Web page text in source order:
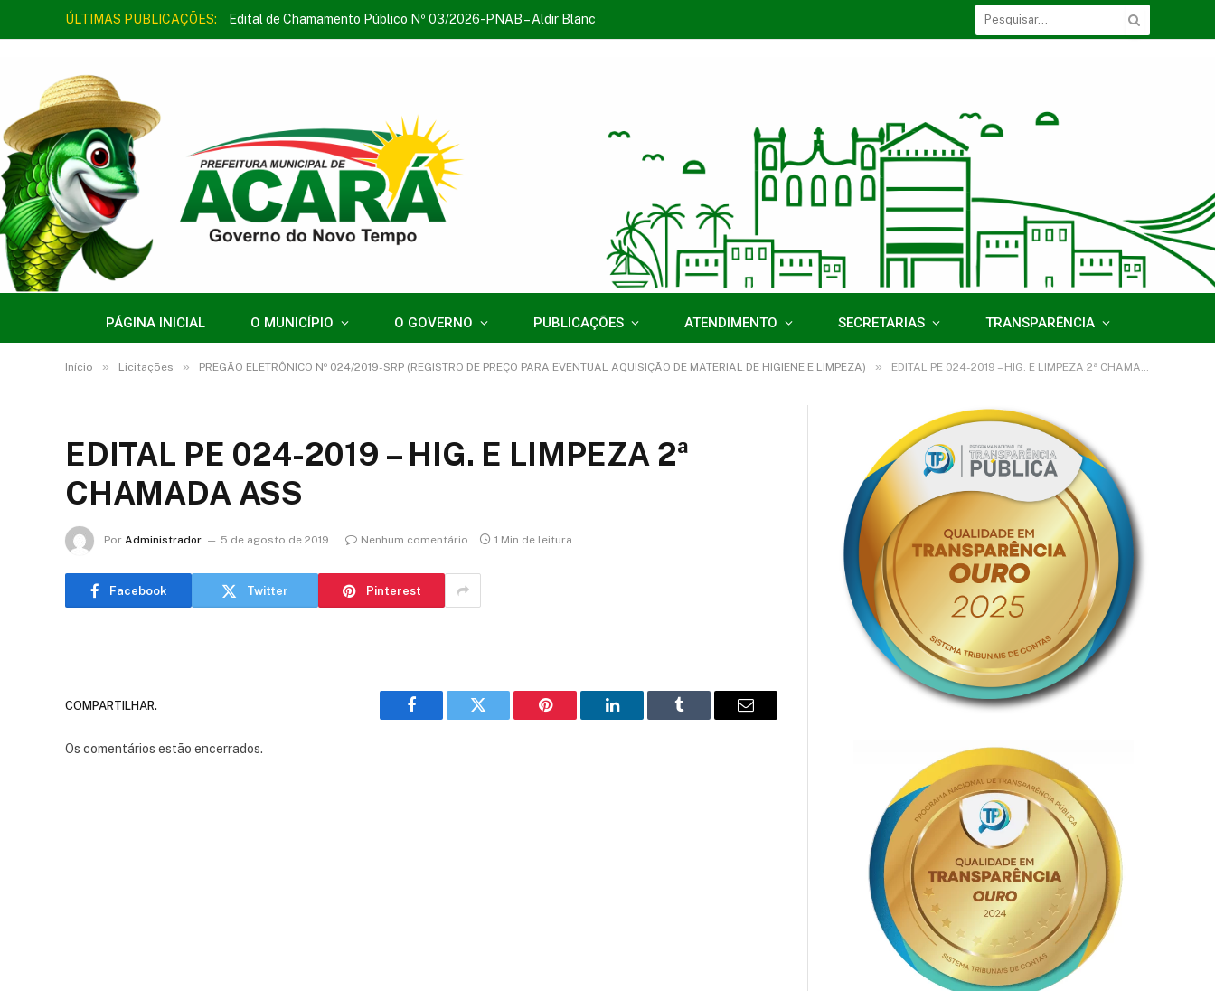
ÚLTIMAS PUBLICAÇÕES: Edital de Chamamento Público Nº 03/2026-PNAB – Aldir Blanc
PÁGINA INICIAL O MUNICÍPIO O GOVERNO PUBLICAÇÕES ATENDIMENTO SECRETARIAS TRANSPARÊNCIA
Início » Licitações » PREGÃO ELETRÔNICO Nº 024/2019-SRP (REGISTRO DE PREÇO PARA EVENTUAL AQUISIÇÃO DE MATERIAL DE HIGIENE E LIMPEZA) » EDITAL PE 024-2019 – HIG. E LIMPEZA 2ª CHAMADA ASS
EDITAL PE 024-2019 – HIG. E LIMPEZA 2ª
CHAMADA ASS
Por Administrador 5 de agosto de 2019 Nenhum comentário 1 Min de leitura
Facebook Twitter Pinterest
COMPARTILHAR.
Facebook Twitter Pinterest LinkedIn Tumblr
E-
Os comentários estão encerrados.